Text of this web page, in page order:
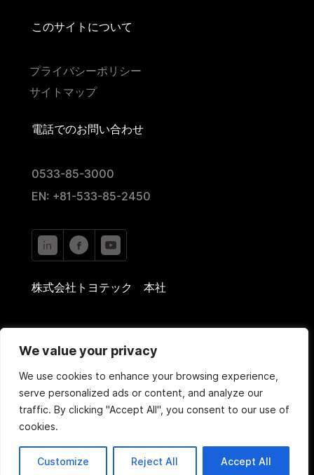
We value your privacy
We use cookies to enhance your browsing experience,
serve personalized ads or content, and analyze our
traffic. By clicking "Accept All", you consent to our use of
cookies.
Customize Reject All Accept All
このサイトについて
プライバシーポリシー
サイトマップ
電話でのお問い合わせ
0533-85-3000
EN: +81-533-85-2450
株式会社トヨテック 本社
〒442-0024
愛知県豊川市西豊2-35
Copyright © 2020 TOYOTEC Co., Ltd. All Rights
Reserved.